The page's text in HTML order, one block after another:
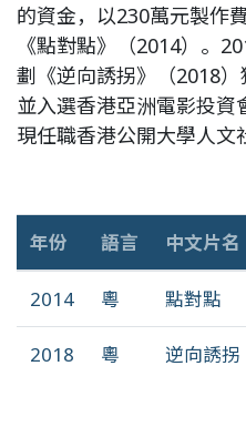
的資金，以230萬元製作
《點對點》（2014）。
劃《逆向誘拐》（2018）
並入選香港亞洲電影投資
現任職香港公開大學人文
年份 語言 中文片名
2014 粵 點對點
2018 粵 逆向誘拐